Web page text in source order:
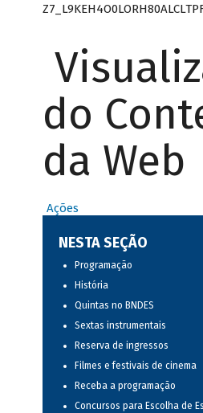
do
da Web
Ações
NESTA SEÇÃO
Programação
História
Quintas no BNDES
Sextas instrumentais
Reserva de ingressos
Filmes e festivais de cinema
Receba a programação
Concursos para Escolha de